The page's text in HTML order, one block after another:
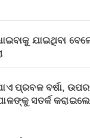
ଯାଇଥିବା
ପ୍ରବଳ ବର୍ଷା,
ସତର୍କ